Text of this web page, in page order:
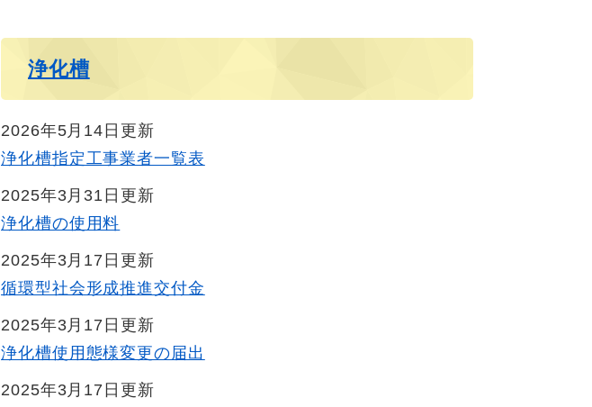
浄化槽
2026年5月14日更新
浄化槽指定工事業者一覧表
2025年3月31日更新
浄化槽の使用料
2025年3月17日更新
循環型社会形成推進交付金
2025年3月17日更新
浄化槽使用態様変更の届出
2025年3月17日更新